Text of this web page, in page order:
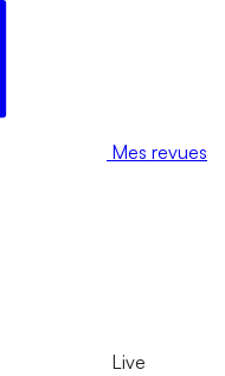
Mes revues
Live